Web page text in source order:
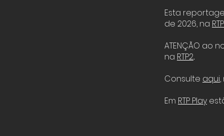
Esta
de 2026, na
ATENÇÃO ao
na RTP2.
Consulte aqui,
Em RTP Play